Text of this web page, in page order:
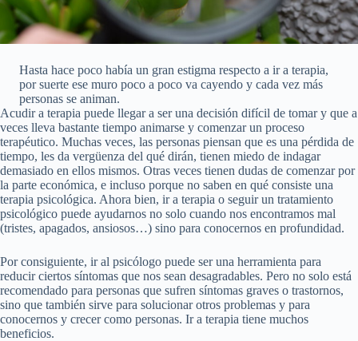
Hasta hace poco había un gran estigma respecto a ir a terapia,
por suerte ese muro poco a poco va cayendo y cada vez más
personas se animan.
Acudir a terapia puede llegar a ser una decisión difícil de tomar y que a
veces lleva bastante tiempo animarse y comenzar un proceso
terapéutico. Muchas veces, las personas piensan que es una pérdida de
tiempo, les da vergüenza del qué dirán, tienen miedo de indagar
demasiado en ellos mismos. Otras veces tienen dudas de comenzar por
la parte económica, e incluso porque no saben en qué consiste una
terapia psicológica. Ahora bien, ir a terapia o seguir un tratamiento
psicológico puede ayudarnos no solo cuando nos encontramos mal
(tristes, apagados, ansiosos…) sino para conocernos en profundidad.
Por consiguiente, ir al psicólogo puede ser una herramienta para
reducir ciertos síntomas que nos sean desagradables. Pero no solo está
recomendado para personas que sufren síntomas graves o trastornos,
sino que también sirve para solucionar otros problemas y para
conocernos y crecer como personas. Ir a terapia tiene muchos
beneficios.